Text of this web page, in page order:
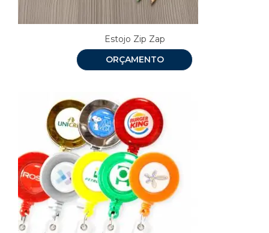
Estojo Zip Zap
ORÇAMENTO